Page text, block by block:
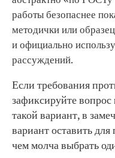
работы безопаснее
методички или
и официально
рассуждений.
Если требования
зафиксируйте
такой вариант, в
вариант оставить
чем молча выбрать